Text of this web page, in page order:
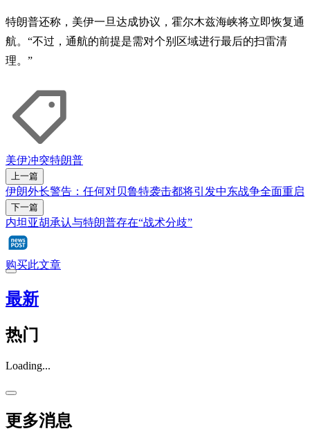
特朗普还称，美伊一旦达成协议，霍尔木兹海峡将立即恢复通
航。“不过，通航的前提是需对个别区域进行最后的扫雷清
理。”
美伊冲突特朗普
上一篇
伊朗外长警告：任何对贝鲁特袭击都将引发中东战争全面重启
下一篇
内坦亚胡承认与特朗普存在“战术分歧”
购买此文章
最新
热门
Loading...
更多消息